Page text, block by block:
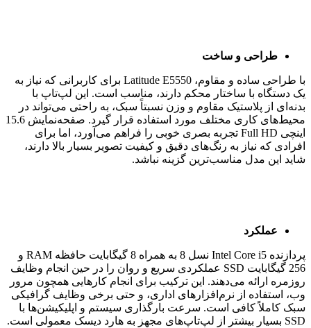
طراحی و ساخت
با طراحی ساده و مقاوم، Latitude E5550 برای کاربرانی که نیاز به
یک دستگاه با ساختار محکم دارند، مناسب است. این لپ‌تاپ با
بدنه‌ای از پلاستیک مقاوم و وزن نسبتاً سبک، به راحتی می‌تواند در
محیط‌های کاری مختلف مورد استفاده قرار گیرد. صفحه‌نمایش 15.6
اینچی Full HD تجربه بصری خوبی را فراهم می‌آورد، اما برای
افرادی که نیاز به رنگ‌های دقیق و کیفیت تصویر بسیار بالا دارند،
شاید این مدل مناسب‌ترین گزینه نباشد.
عملکرد
پردازنده Intel Core i5 نسل 8 به همراه 8 گیگابایت حافظه RAM و
256 گیگابایت SSD عملکردی سریع و روان را در حین انجام وظایف
روزمره ارائه می‌دهند. این ترکیب برای انجام کارهایی همچون مرور
وب، استفاده از نرم‌افزارهای اداری، و حتی برخی وظایف گرافیکی
سبک کاملاً کافی است. سرعت بارگذاری سیستم و اپلیکیشن‌ها با
SSD بسیار بیشتر از لپ‌تاپ‌های مجهز به هارد دیسک معمولی است.